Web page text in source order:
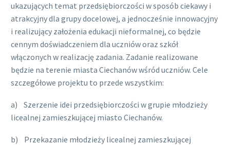
ukazujących temat przedsiębiorczości w sposób ciekawy i
atrakcyjny dla grupy docelowej, a jednocześnie innowacyjny
i realizujący założenia edukacji nieformalnej, co będzie
cennym doświadczeniem dla uczniów oraz szkół
włączonych w realizację zadania. Zadanie realizowane
będzie na terenie miasta Ciechanów wśród uczniów. Cele
szczegółowe projektu to przede wszystkim:
a) Szerzenie idei przedsiębiorczości w grupie młodzieży
licealnej zamieszkującej miasto Ciechanów.
b) Przekazanie młodzieży licealnej zamieszkującej